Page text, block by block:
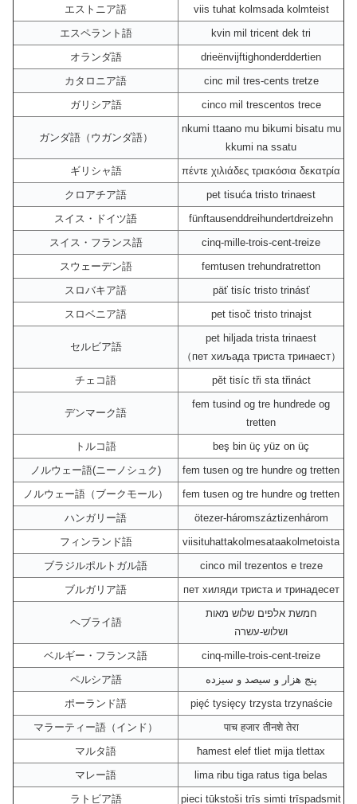
エストニア語
viis tuhat kolmsada kolmteist
エスペラント語
kvin mil tricent dek tri
オランダ語
drieënvijftighonderddertien
カタロニア語
cinc mil tres-cents tretze
ガリシア語
cinco mil trescentos trece
ガンダ語（ウガンダ語）
nkumi ttaano mu bikumi bisatu mu
kkumi na ssatu
ギリシャ語
πέντε χιλιάδες τριακόσια δεκατρία
クロアチア語
pet tisuća tristo trinaest
スイス・ドイツ語
fünftausenddreihundertdreizehn
スイス・フランス語
cinq-mille-trois-cent-treize
スウェーデン語
femtusen trehundratretton
スロバキア語
päť tisíc tristo trinásť
スロベニア語
pet tisoč tristo trinajst
セルビア語
pet hiljada trista trinaest
（пет хиљада триста тринаест）
チェコ語
pět tisíc tři sta třináct
デンマーク語
fem tusind og tre hundrede og
tretten
トルコ語
beş bin üç yüz on üç
ノルウェー語(ニーノシュク)
fem tusen og tre hundre og tretten
ノルウェー語（ブークモール）
fem tusen og tre hundre og tretten
ハンガリー語
ötezer-háromszáztizenhárom
フィンランド語
viisituhattakolmesataakolmetoista
ブラジルポルトガル語
cinco mil trezentos e treze
ブルガリア語
пет хиляди триста и тринадесет
ヘブライ語
חמשת אלפים שלוש מאות
ושלוש-עשרה
ベルギー・フランス語
cinq-mille-trois-cent-treize
ペルシア語
پنج هزار و سیصد و سیزده
ポーランド語
pięć tysięcy trzysta trzynaście
マラーティー語（インド）
पाच हजार तीनशे तेरा
マルタ語
ħamest elef tliet mija tlettax
マレー語
lima ribu tiga ratus tiga belas
ラトビア語
pieci tūkstoši trīs simti trīspadsmit